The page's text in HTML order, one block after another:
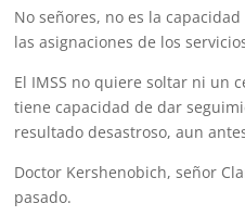
No señores, no es la
las asignaciones de los
El IMSS no quiere soltar ni un
tiene capacidad de dar
resultado desastroso, aun
Doctor Kershenobich, señor
pasado.